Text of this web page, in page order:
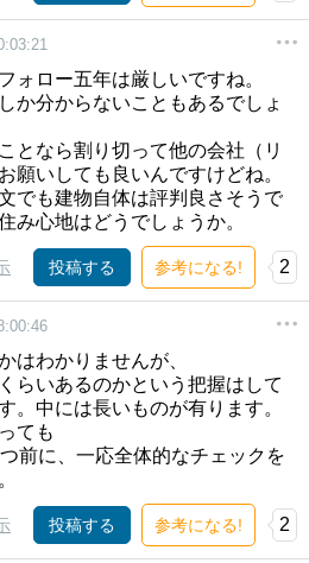
ォロー五年は厳しいですね。
か分からないこともあるでしょ
となら割り切って他の会社（リ
願いしても良いんですけどね。
でも建物自体は評判良さそうで
み心地はどうでしょうか。
投稿する 参考になる! 2
はわかりませんが、
らいあるのかという把握はして
。中には長いものが有ります。
ても
前に、一応全体的なチェックを
投稿する 参考になる! 2